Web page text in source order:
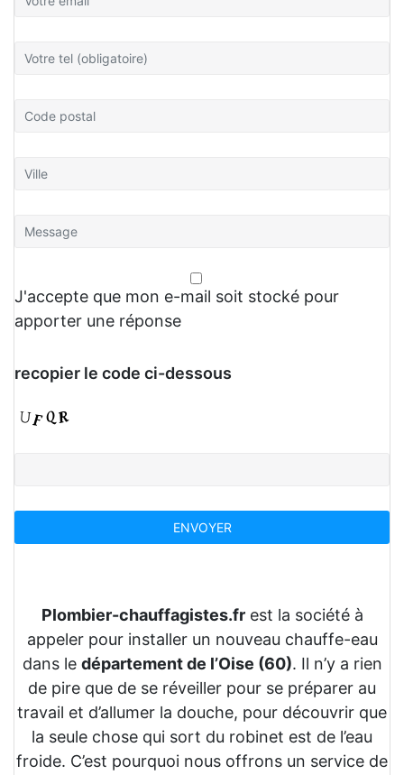
J'accepte que mon e-mail soit stocké pour
apporter une réponse
recopier le code ci-dessous
Plombier-chauffagistes.frest la société à
appeler pour installer un nouveau chauffe-eau
dans le département de l’Oise (60). Il n’y a rien
de pire que de se réveiller pour se préparer au
travail et d’allumer la douche, pour découvrir que
la seule chose qui sort du robinet est de l’eau
froide. C’est pourquoi nous offrons un service de